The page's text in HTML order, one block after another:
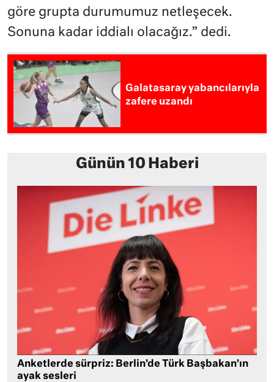
göre grupta durumumuz netleşecek.
Sonuna kadar iddialı olacağız.” dedi.
Galatasaray yabancılarıyla
zafere uzandı
Günün 10 Haberi
Anketlerde sürpriz: Berlin’de Türk Başbakan’ın
ayak sesleri